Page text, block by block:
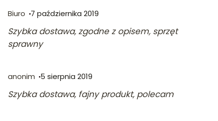
Biuro 7 października 2019
Szybka dostawa, zgodne z opisem, sprzęt
sprawny
anonim 5 sierpnia 2019
Szybka dostawa, fajny produkt, polecam